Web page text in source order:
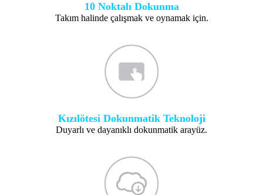
10 Noktalı Dokunma
Takım halinde çalışmak ve oynamak için.
Kızılötesi Dokunmatik Teknoloji
Duyarlı ve dayanıklı dokunmatik arayüz.